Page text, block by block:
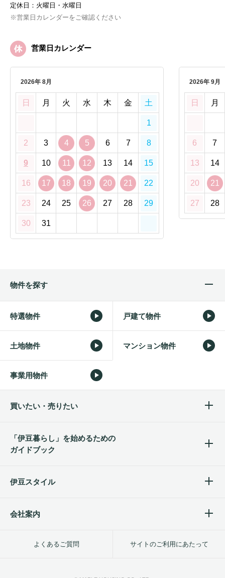
定休日：火曜日・水曜日
※営業日カレンダーをご確認ください
営業日カレンダー
2026年 8月
日 月 火 水 木 金 土
1
2 3 4 5 6 7 8
9 10 11 12 13 14 15
16 17 18 19 20 21 22
23 24 25 26 27 28 29
30 31
2026年 9月
日 月
6 7
13 14
20 21
27 28
物件を探す
特選物件 戸建て物件
土地物件 マンション物件
事業用物件
買いたい・売りたい
「伊豆暮らし」を始めるための
ガイドブック
伊豆スタイル
会社案内
よくあるご質問 サイトのご利用にあたって